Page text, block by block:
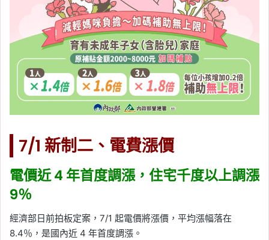
7/1 新制二、電費漲價
電價近 4 年首度調漲，住宅千度以上調漲
9％
經濟部日前拍板定案，7/1 起電價將漲價，平均漲幅落在
8.4％，是國內近 4 年首度調漲。